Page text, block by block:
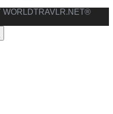
WORLDTRAVLR.NET®